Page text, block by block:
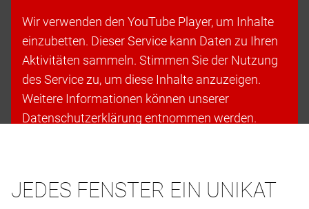
Wir verwenden den YouTube Player, um Inhalte
einzubetten. Dieser Service kann Daten zu Ihren
Aktivitäten sammeln. Stimmen Sie der Nutzung
des Service zu, um diese Inhalte anzuzeigen.
Weitere Informationen können unserer
Datenschutzerklärung entnommen werden.
JEDES FENSTER EIN UNIKAT